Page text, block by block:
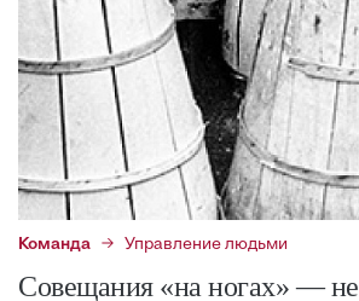
Команда Управление людьми
Совещания «на ногах» — не